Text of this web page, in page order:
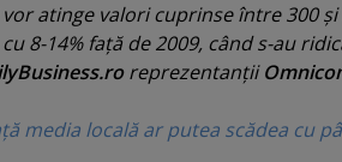
atinge valori cuprinse între 300 şi
8-14% faţă de 2009, când s-au
reprezentanţii
media locală ar putea scădea cu